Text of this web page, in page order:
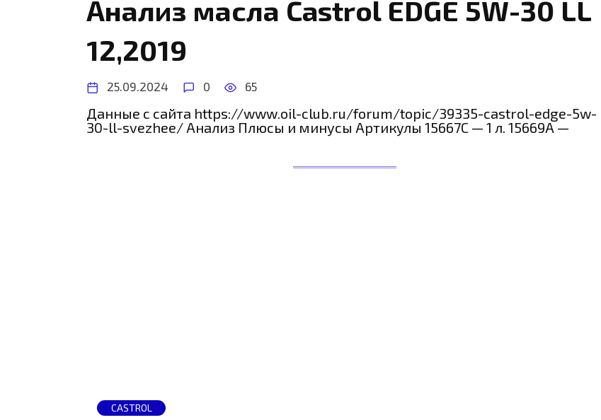
Анализ масла Castrol EDGE 5W-30 LL
12,2019
25.09.2024 0 65
Данные с сайта https://www.oil-club.ru/forum/topic/39335-castrol-edge-5w-
30-ll-svezhee/ Анализ Плюсы и минусы Артикулы 15667C — 1 л. 15669A —
CASTROL